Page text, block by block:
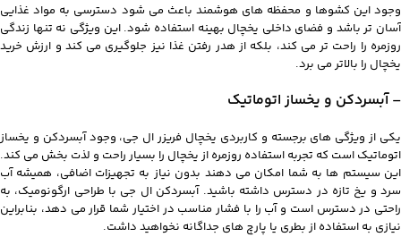
وجود این کشوها و محفظه های هوشمند باعث می شود دسترسی به مواد غذایی
آسان تر باشد و فضای داخلی یخچال بهینه استفاده شود. این ویژگی نه تنها زندگی
روزمره را راحت تر می کند، بلکه از هدر رفتن غذا نیز جلوگیری می کند و ارزش خرید
یخچال را بالاتر می برد.
– آبسردکن و یخساز اتوماتیک
یکی از ویژگی‌ های برجسته و کاربردی یخچال فریزر ال جی، وجود آبسردکن و یخساز
اتوماتیک است که تجربه استفاده روزمره از یخچال را بسیار راحت و لذت‌ بخش می‌ کند.
این سیستم‌ ها به شما امکان می‌ دهند بدون نیاز به تجهیزات اضافی، همیشه آب
سرد و یخ تازه در دسترس داشته باشید. آبسردکن ال جی با طراحی ارگونومیک، به
راحتی در دسترس است و آب را با فشار مناسب در اختیار شما قرار می‌ دهد، بنابراین
نیازی به استفاده از بطری یا پارچ‌ های جداگانه نخواهید داشت.